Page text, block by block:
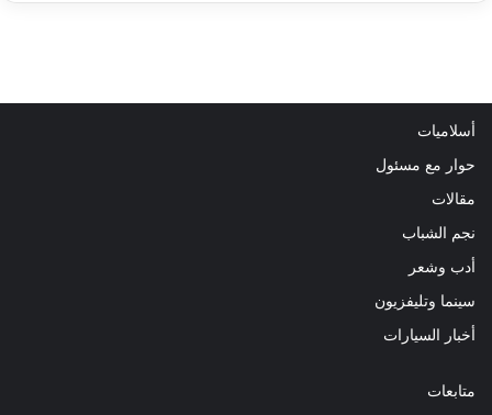
أسلاميات
حوار مع مسئول
مقالات
نجم الشباب
أدب وشعر
سينما وتليفزيون
أخبار السيارات
متابعات